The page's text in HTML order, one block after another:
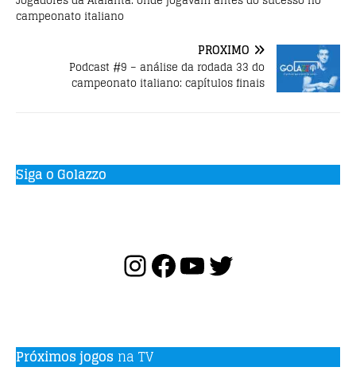
campeonato italiano
PRÓXIMO
Podcast #9 – análise da rodada 33 do
campeonato italiano: capítulos finais
Siga o Golazzo
Próximos jogos na TV